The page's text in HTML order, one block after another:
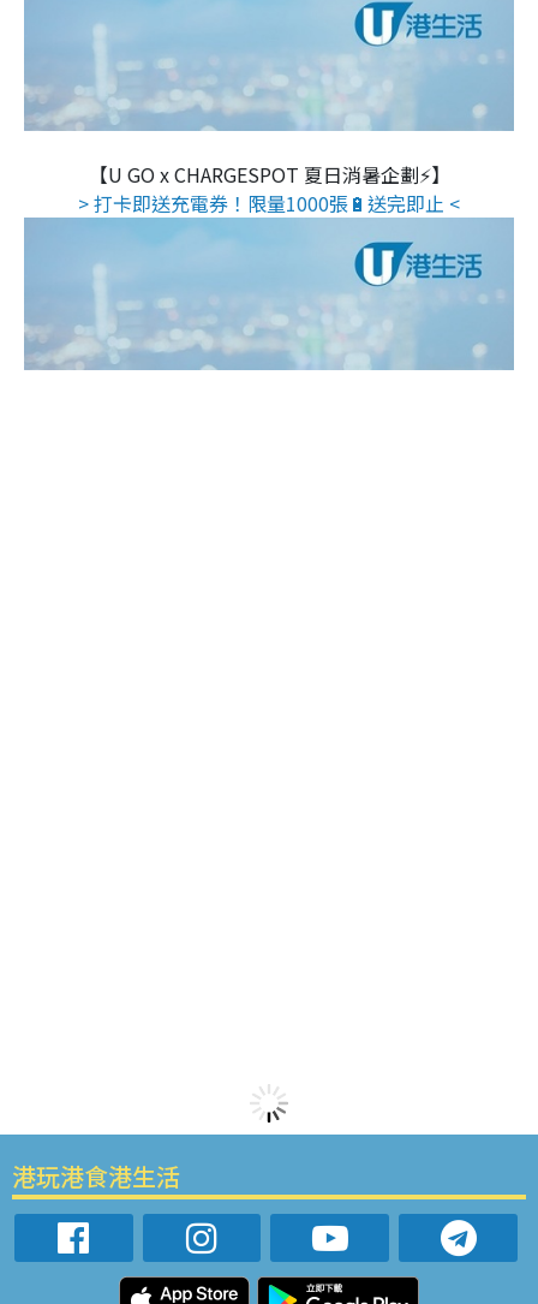
【U GO x CHARGESPOT 夏日消暑企劃⚡】
> 打卡即送充電券！限量1000張🔋送完即止 <
港玩港食港生活